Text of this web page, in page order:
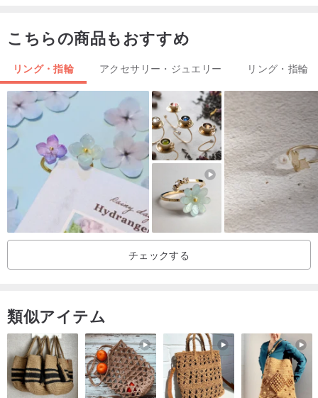
こちらの商品もおすすめ
リング・指輪 アクセサリー・ジュエリー リング・指輪
チェックする
類似アイテム